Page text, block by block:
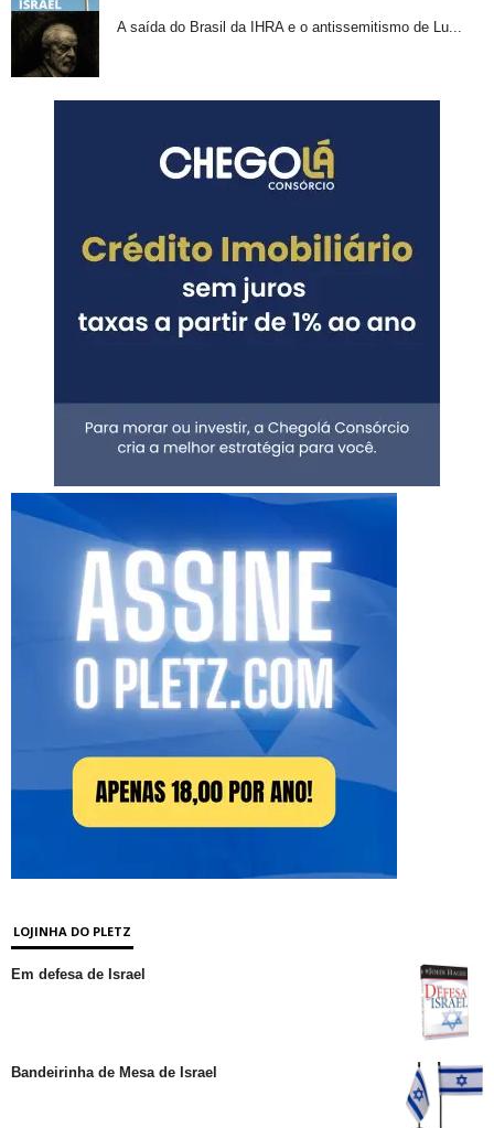
A saída do Brasil da IHRA e o antissemitismo de Lu...
LOJINHA DO PLETZ
Em defesa de Israel
Bandeirinha de Mesa de Israel